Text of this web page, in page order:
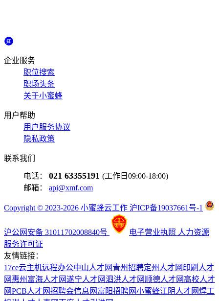
企业服务
职位搜索
职场头条
关于小蜜蜂
用户帮助
用户服务协议
隐私政策
联系我们
电话： 021 63355191 (工作日09:00-18:00)
邮箱： api@xmf.com
Copyright © 2023-2026 小蜜蜂云工作 沪ICP备19037661号-1
沪公网安备 31011702008840号 电子营业执照 人力资源
服务许可证
友情链接：
17ce云主机远程办公中山人才网 青州招聘定州人才网 印刷人才
网 惠州富海人才网遂宁人才网泗洪人才网 顺德人才网 高校人才
网PCB人才网招聘会信息网 富阳招聘网小蜜蜂江阴人才网焊工